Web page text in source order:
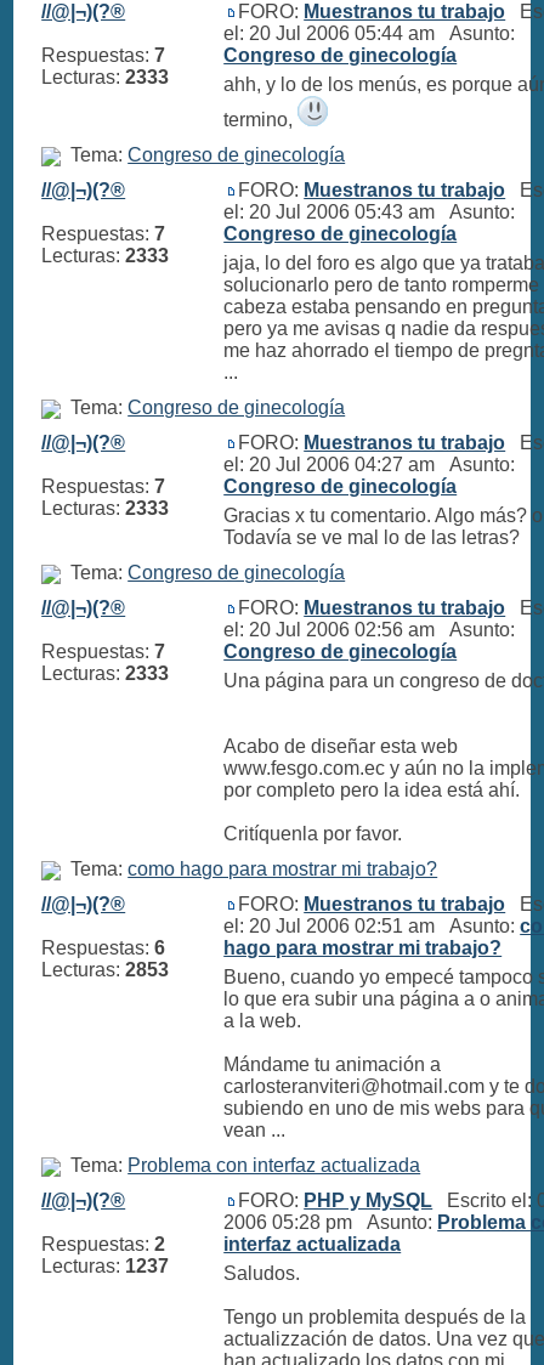
//@|¬)(?®
Respuestas:7
Lecturas:2333
FORO: Muestranos tu trabajo
el: 20 Jul 2006 05:44 am Asunto:
Congreso de ginecología
ahh, y lo de los menús, es porque
termino,
Tema:Congreso de ginecología
//@|¬)(?®
Respuestas:7
Lecturas:2333
FORO: Muestranos tu trabajo
el: 20 Jul 2006 05:43 am Asunto:
Congreso de ginecología
jaja, lo del foro es algo que ya
solucionarlo pero de tanto romperme
cabeza estaba pensando en
pero ya me avisas q nadie da
me haz ahorrado el tiempo de
...
Tema:Congreso de ginecología
//@|¬)(?®
Respuestas:7
Lecturas:2333
FORO: Muestranos tu trabajo
el: 20 Jul 2006 04:27 am Asunto:
Congreso de ginecología
Gracias x tu comentario. Algo más? o
Todavía se ve mal lo de las letras?
Tema:Congreso de ginecología
//@|¬)(?®
Respuestas:7
Lecturas:2333
FORO: Muestranos tu trabajo
el: 20 Jul 2006 02:56 am Asunto:
Congreso de ginecología
Una página para un congreso de
Acabo de diseñar esta web
www.fesgo.com.ec y aún no la
por completo pero la idea está ahí.
Critíquenla por favor.
Tema:como hago para mostrar mi trabajo?
//@|¬)(?®
Respuestas:6
Lecturas:2853
FORO: Muestranos tu trabajo
el: 20 Jul 2006 02:51 am Asunto:
hago para mostrar mi trabajo?
Bueno, cuando yo empecé tampoco
lo que era subir una página a o
a la web.
Mándame tu animación a
carlosteranviteri@hotmail.com y te
subiendo en uno de mis webs para
vean ...
Tema: Problema con interfaz actualizada
//@|¬)(?®
Respuestas:2
Lecturas: 1237
FORO: PHP y MySQL Escrito el:
2006 05:28 pm Asunto: Problema
interfaz actualizada
Saludos.
Tengo un problemita después de la
actualizzación de datos. Una vez